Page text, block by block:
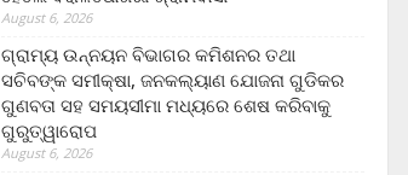
August 6, 2026
ଗ୍ରାମ୍ୟ ଉନ୍ନୟନ ବିଭାଗର କମିଶନର ତଥା
ସଚିବଙ୍କ ସମୀକ୍ଷା, ଜନକଲ୍ୟାଣ ଯୋଜନା ଗୁଡିକର
ଗୁଣବତା ସହ ସମୟସୀମା ମଧ୍ୟରେ ଶେଷ କରିବାକୁ
ଗୁରୁତ୍ୱାରୋପ
August 6, 2026